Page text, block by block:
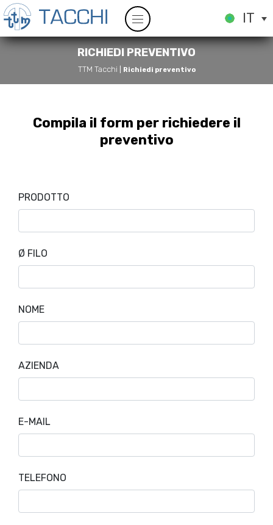
IT
RICHIEDI PREVENTIVO
TTM Tacchi Richiedi preventivo
Compila il form per richiedere il
preventivo
PRODOTTO
Ø FILO
NOME
AZIENDA
E-MAIL
TELEFONO